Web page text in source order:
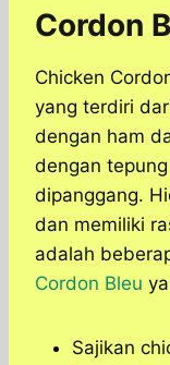
Cordon
Chicken
yang terdiri
dengan ham
dengan
dipanggang.
dan memiliki
adalah
Cordon Bleu
Sajikan